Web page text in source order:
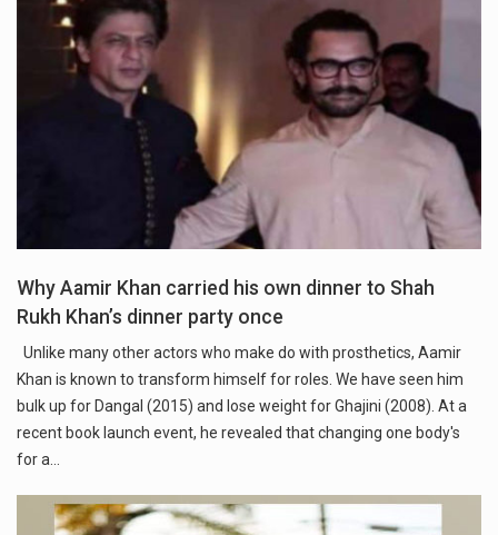
Why Aamir Khan carried his own dinner to Shah
Rukh Khan’s dinner party once
Unlike many other actors who make do with prosthetics, Aamir
Khan is known to transform himself for roles. We have seen him
bulk up for Dangal (2015) and lose weight for Ghajini (2008). At a
recent book launch event, he revealed that changing one body's
for a…